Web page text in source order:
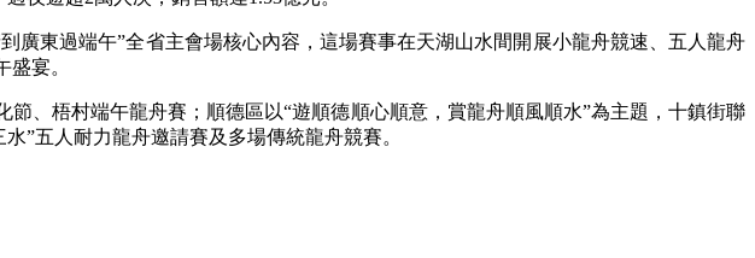
東過端午”全省主會場核心內容，這場賽事在天湖山水間開展小龍舟競速、五人龍舟
宴。
梧村端午龍舟賽；順德區以“遊順德順心順意，賞龍舟順風順水”為主題，十鎮街聯
”五人耐力龍舟邀請賽及多場傳統龍舟競賽。